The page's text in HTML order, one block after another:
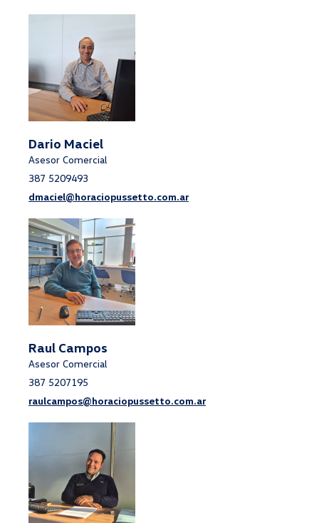
Dario Maciel
Asesor Comercial
387 5209493
dmaciel@horaciopussetto.com.ar
Raul Campos
Asesor Comercial
387 5207195
raulcampos@horaciopussetto.com.ar